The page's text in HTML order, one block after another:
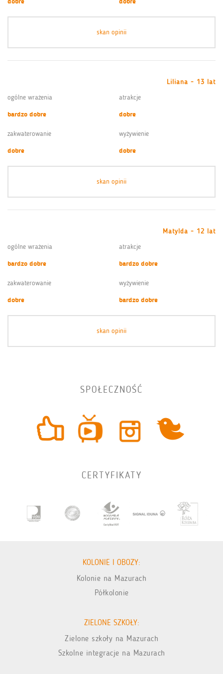
skan opinii
Liliana - 13 lat
ogólne wrażenia
bardzo dobre
atrakcje
dobre
zakwaterowanie
dobre
wyżywienie
dobre
skan opinii
Matylda - 12 lat
ogólne wrażenia
bardzo dobre
atrakcje
bardzo dobre
zakwaterowanie
dobre
wyżywienie
bardzo dobre
skan opinii
SPOŁECZNOŚĆ
CERTYFIKATY
KOLONIE I OBOZY:
Kolonie na Mazurach
Półkolonie
ZIELONE SZKOŁY:
Zielone szkoły na Mazurach
Szkolne integracje na Mazurach